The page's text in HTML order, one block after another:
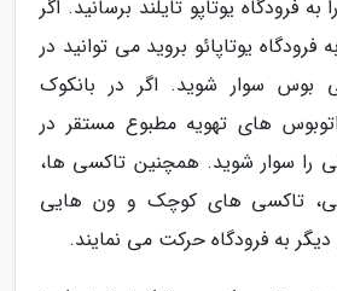
فرودگاه یوتاپو تایلند برسانید. اگر
فرودگاه یوتاپائو بروید می توانید در
بوس سوار شوید. اگر در بانکوک
های تهویه مطبوع مستقر در
را سوار شوید. همچنین تاکسی ها،
تاکسی های کوچک و ون هایی
به فرودگاه حرکت می نمایند.